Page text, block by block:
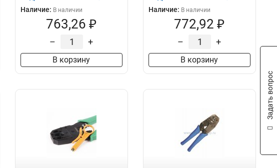
Наличие: В наличии
763,26 ₽
– +
В корзину
Наличие: В наличии
772,92 ₽
– +
В корзину
Задать вопрос